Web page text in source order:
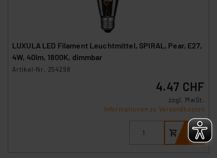
LUXULA LED Filament Leuchtmittel, SPIRAL, Pear, E27,
4W, 40lm, 1800K, dimmbar
Artikel-Nr. 254298
4.47 CHF
zzgl. MwSt.
Informationen zu Versandkosten